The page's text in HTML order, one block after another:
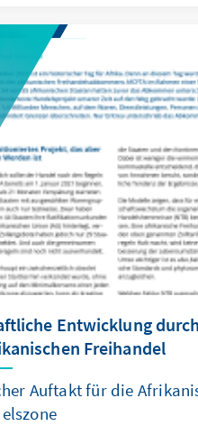
ihrem 35.
beschlossen, sich für die
Die Umsetzung des
für Staat und
Reihe von Einwänden
Betonung von Nutzen
und eine
könnten Abhilfe
Entwicklung durch
Freihandel
Auftakt für die